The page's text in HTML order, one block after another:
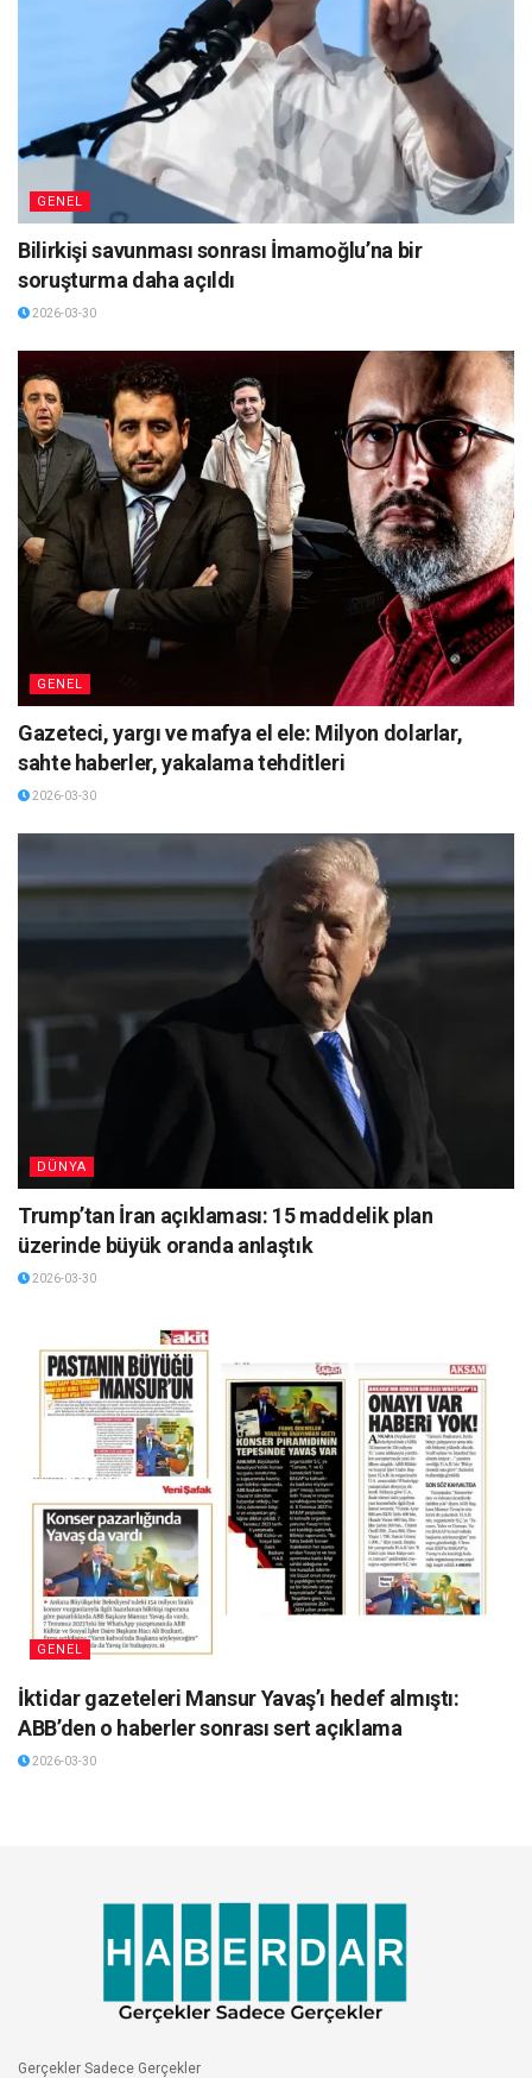
GENEL
Bilirkişi savunması sonrası İmamoğlu’na bir
soruşturma daha açıldı
2026-03-30
GENEL
Gazeteci, yargı ve mafya el ele: Milyon dolarlar,
sahte haberler, yakalama tehditleri
2026-03-30
DÜNYA
Trump’tan İran açıklaması: 15 maddelik plan
üzerinde büyük oranda anlaştık
2026-03-30
GENEL
İktidar gazeteleri Mansur Yavaş’ı hedef almıştı:
ABB’den o haberler sonrası sert açıklama
2026-03-30
Gerçekler Sadece Gerçekler